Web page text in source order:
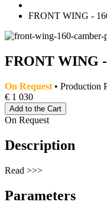
FRONT WING -
FRONT WING
On Request • Production
€ 1 030
Add to the Cart
On Request
Description
Read >>>
Parameters